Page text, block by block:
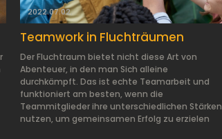
2022.07.02.
Teamwork in Fluchträumen
Der Fluchtraum bietet nicht diese Art von
Abenteuer, in den man Sich alleine
durchkämpft. Das ist echte Teamarbeit und
funktioniert am besten, wenn die
Teammitglieder ihre unterschiedlichen Stärken
nutzen, um gemeinsamen Erfolg zu erzielen